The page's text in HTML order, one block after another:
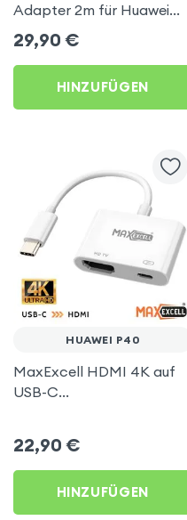
Adapter 2m für Huawei
P40
29,90 €
HINZUFÜGEN
HUAWEI P40
MaxExcell HDMI 4K auf
USB-C
22,90 €
HINZUFÜGEN